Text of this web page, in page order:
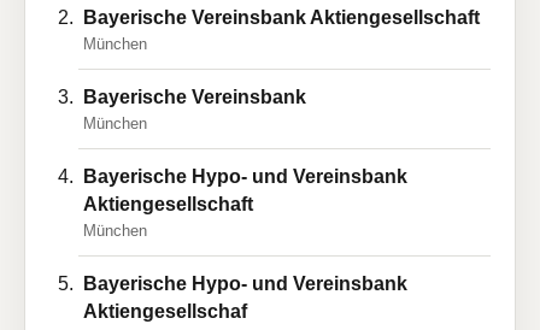
Bayerische Vereinsbank Aktiengesellschaft
München
Bayerische Vereinsbank
München
Bayerische Hypo- und Vereinsbank
Aktiengesellschaft
München
Bayerische Hypo- und Vereinsbank
Aktiengesellschaf